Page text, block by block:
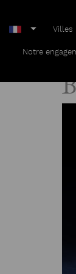
Villes
Notre